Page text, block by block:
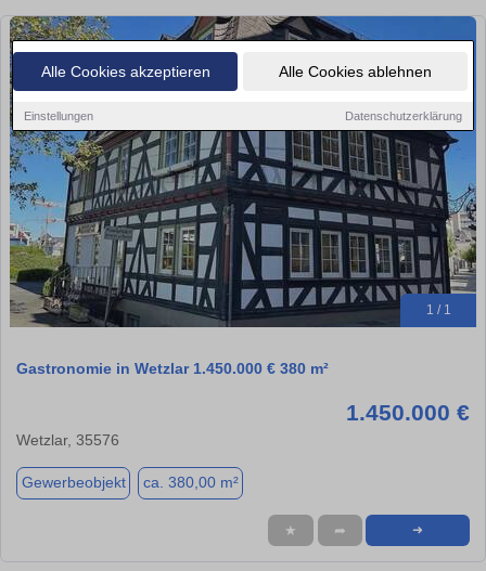
Alle Cookies akzeptieren Alle Cookies ablehnen
Einstellungen Datenschutzerklärung
1 / 1
Gastronomie in Wetzlar 1.450.000 € 380 m²
1.450.000 €
Wetzlar, 35576
Gewerbeobjekt ca. 380,00 m²
★ ➦ ➜